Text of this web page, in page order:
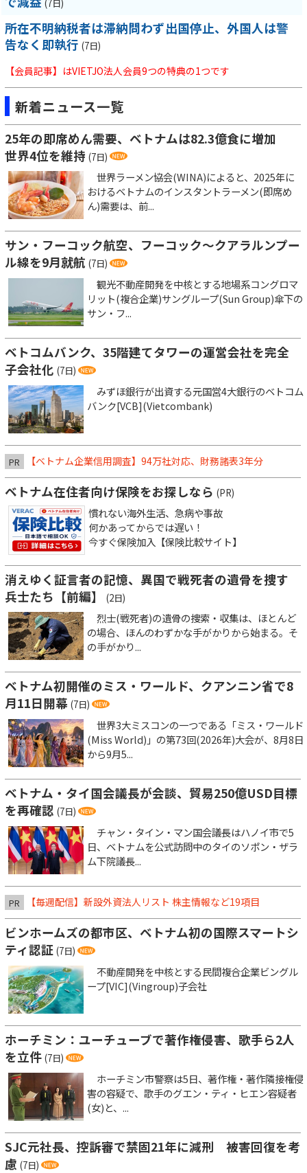
(7日)
所在不明納税者は滞納問わず出国停止、外国人は警
告なく即執行 (7日)
【会員記事】はVIETJO法人会員9つの特典の1つです
新着ニュース一覧
25年の即席めん需要、ベトナムは82.3億食に増加
世界4位を維持 (7日)
世界ラーメン協会(WINA)によると、2025年に
おけるベトナムのインスタントラーメン(即席め
ん)需要は、前...
サン・フーコック航空、フーコック～クアラルンプー
ル線を9月就航 (7日)
観光不動産開発を中核とする地場系コングロマ
リット(複合企業)サングループ(Sun Group)傘下の
サン・フ...
ベトコムバンク、35階建てタワーの運営会社を完全
子会社化 (7日)
みずほ銀行が出資する元国営4大銀行のベトコム
バンク[VCB](Vietcombank)
PR 【ベトナム企業信用調査】94万社対応、財務諸表3年分
ベトナム在住者向け保険をお探しなら (PR)
慣れない海外生活、急病や事故
何かあってからでは遅い！
今すぐ保険加入【保険比較サイト】
消えゆく証言者の記憶、異国で戦死者の遺骨を捜す
兵士たち【前編】
(2日)
烈士(戦死者)の遺骨の捜索・収集は、ほとんど
の場合、ほんのわずかな手がかりから始まる。そ
の手がかり...
ベトナム初開催のミス・ワールド、クアンニン省で8
月11日開幕 (7日)
世界3大ミスコンの一つである「ミス・ワールド
(Miss World)」の第73回(2026年)大会が、8月8日
から9月5...
ベトナム・タイ国会議長が会談、貿易250億USD目標
を再確認 (7日)
チャン・タイン・マン国会議長はハノイ市で5
日、ベトナムを公式訪問中のタイのソポン・ザラ
ム下院議長...
PR 【毎週配信】新設外資法人リスト 株主情報など19項目
ビンホームズの都市区、ベトナム初の国際スマートシ
ティ認証 (7日)
不動産開発を中核とする民間複合企業ビングル
ープ[VIC](Vingroup)子会社
ホーチミン：ユーチューブで著作権侵害、歌手ら2人
を立件 (7日)
ホーチミン市警察は5日、著作権・著作隣接権侵
害の容疑で、歌手のグエン・ティ・ヒエン容疑者
(女)と、...
SJC元社長、控訴審で禁固21年に減刑 被害回復を考
慮 (7日)